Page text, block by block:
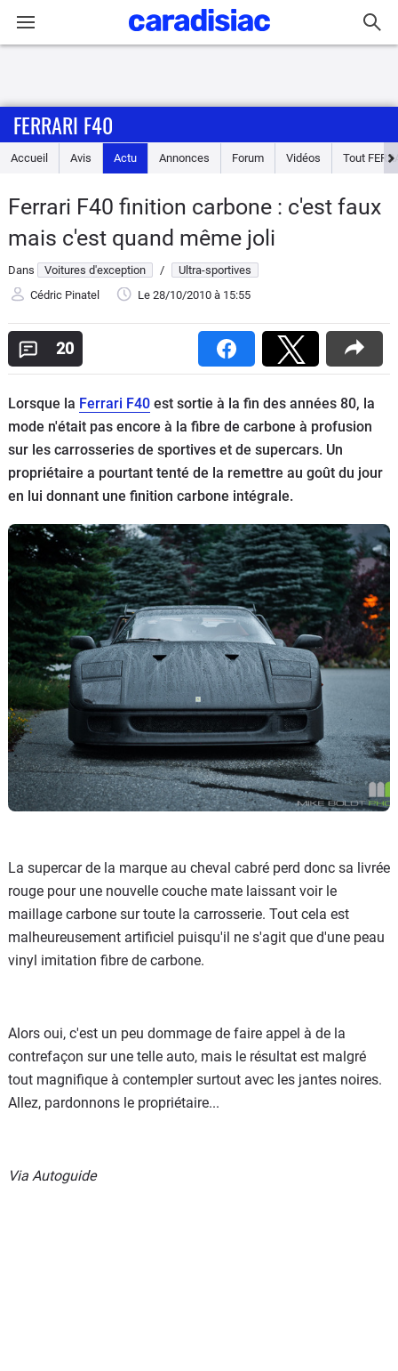
Accueil
Essais
Guide
d'achat
Electriques
Utilitaires
Flottes
Auto
Services
Forum
Moto
Marques
FERRARI F40
Accueil Avis Actu Annonces Forum Vidéos Tout
Ferrari F40 finition carbone : c'est faux
mais c'est quand même joli
Dans Voitures d'exception /
Ultra-sportives
Cédric Pinatel
Le 28/10/2010 à 15:55
20
Lorsque la Ferrari F40 est sortie à la fin des années 80, la
mode n'était pas encore à la fibre de carbone à profusion
sur les carrosseries de sportives et de supercars. Un
propriétaire a pourtant tenté de la remettre au goût du jour
en lui donnant une finition carbone intégrale.
La supercar de la marque au cheval cabré perd donc sa livrée
rouge pour une nouvelle couche mate laissant voir le
maillage carbone sur toute la carrosserie. Tout cela est
malheureusement artificiel puisqu'il ne s'agit que d'une peau
vinyl imitation fibre de carbone.
Alors oui, c'est un peu dommage de faire appel à de la
contrefaçon sur une telle auto, mais le résultat est malgré
tout magnifique à contempler surtout avec les jantes noires.
Allez, pardonnons le propriétaire...
Via Autoguide